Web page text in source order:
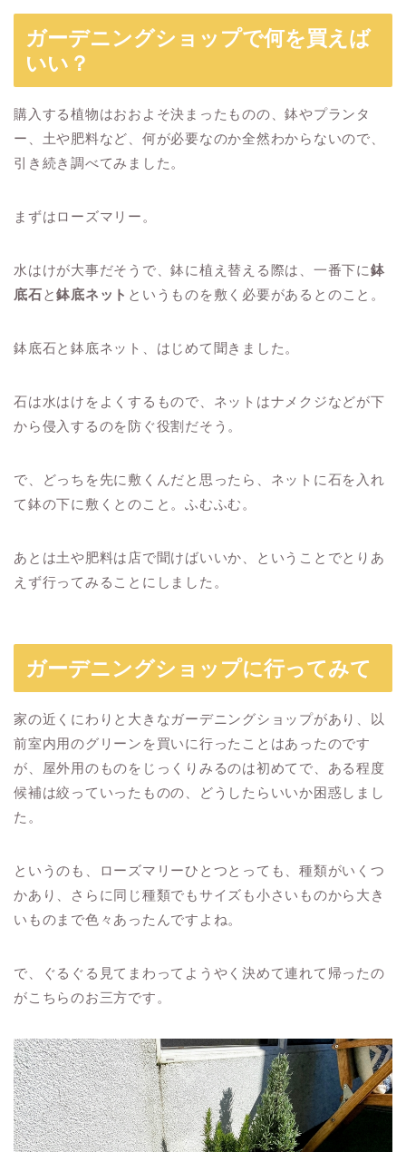
ガーデニングショップで何を買えば
いい？
購入する植物はおおよそ決まったものの、鉢やプランタ
ー、土や肥料など、何が必要なのか全然わからないので、
引き続き調べてみました。
まずはローズマリー。
水はけが大事だそうで、鉢に植え替える際は、一番下に鉢
底石と鉢底ネット というものを敷く必要があるとのこと。
鉢底石と鉢底ネット、はじめて聞きました。
石は水はけをよくするもので、ネットはナメクジなどが下
から侵入するのを防ぐ役割だそう。
で、どっちを先に敷くんだと思ったら、ネットに石を入れ
て鉢の下に敷くとのこと。ふむふむ。
あとは土や肥料は店で聞けばいいか、ということでとりあ
えず行ってみることにしました。
ガーデニングショップに行ってみて
家の近くにわりと大きなガーデニングショップがあり、以
前室内用のグリーンを買いに行ったことはあったのです
が、屋外用のものをじっくりみるのは初めてで、ある程度
候補は絞っていったものの、どうしたらいいか困惑しまし
た。
というのも、ローズマリーひとつとっても、種類がいくつ
かあり、さらに同じ種類でもサイズも小さいものから大き
いものまで色々あったんですよね。
で、ぐるぐる見てまわってようやく決めて連れて帰ったの
がこちらのお三方です。